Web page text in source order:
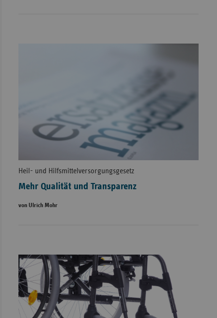
Heil- und Hilfsmittelversorgungsgesetz
Mehr Qualität und Transparenz
von Ulrich Mohr